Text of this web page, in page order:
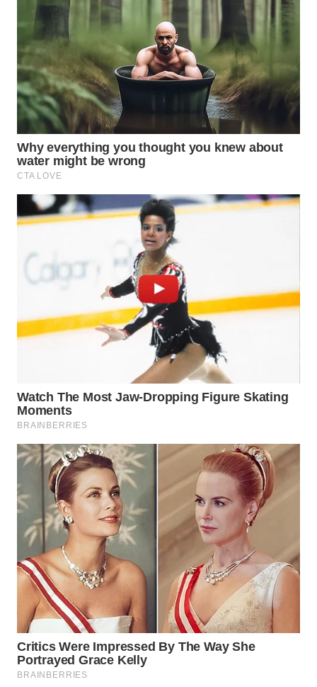
KONSUMEN
WAHANA
LISTRIK
WAHANA
TRAVEL
TV
WAHANANEWS
WAHANA
SPORT
WAHANA
UMKM
WAHANA
SELEB
WAHANA
PERSONA
WAHANA
OTOMOTIF
WAHANA
HEALTH